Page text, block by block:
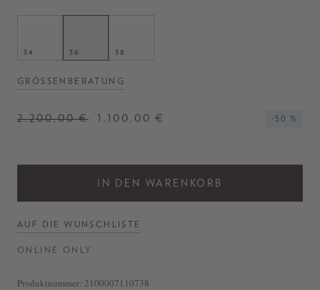
- Zwei Paspeltaschen
34 36 38
GRÖSSENBERATUNG
2.200,00 € 1.100,00 € -50 %
IN DEN WARENKORB
AUF DIE WUNSCHLISTE
ONLINE ONLY
Produktnummer: 2100007110738